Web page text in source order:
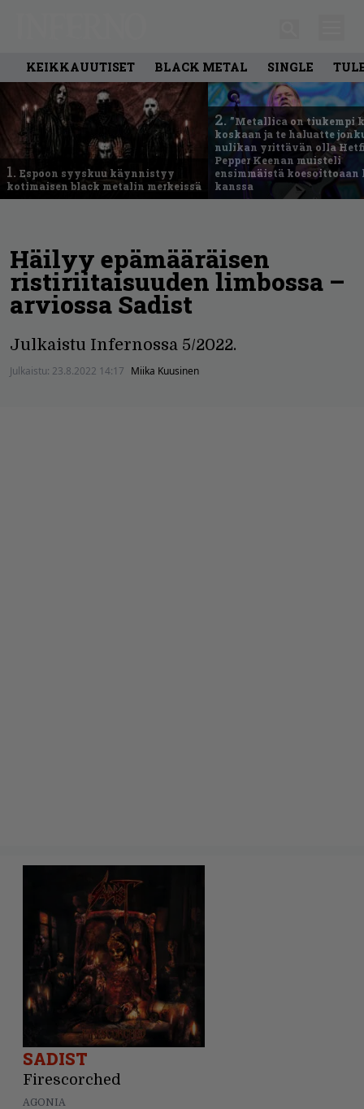
KEIKKAUUTISET BLACK METAL SINGLE
1. Espoon syyskuu käynnistyy
kotimaisen black metalin merkeissä
2. ”Metallica on tiukempi
koskaan ja te haluatte
nulikan yrittävän olla
Pepper Keenan muisteli
ensimmäistä
kanssa
Häilyy epämääräisen
ristiriitaisuuden limbossa –
arviossa Sadist
Julkaistu Infernossa 5/2022.
Julkaistu: 23.8.2022 14:17 Miika Kuusinen
SADIST
Firescorched
AGONIA